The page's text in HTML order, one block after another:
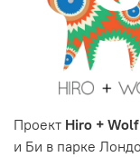
Проект Hiro + Wolf
и Би в парке